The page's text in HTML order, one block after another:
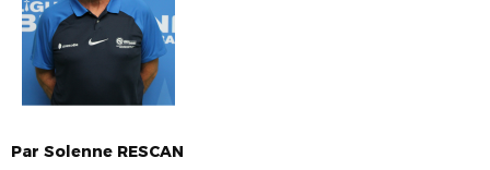
Par Solenne RESCAN